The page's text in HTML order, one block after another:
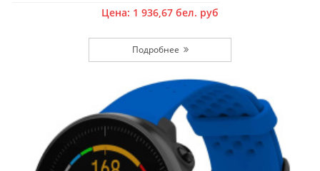
Цена: 1 936,67 бел. руб